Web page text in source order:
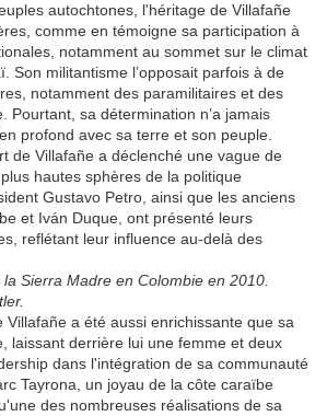
autochtones, l'héritage de Villafañe
comme en témoigne sa participation à
notamment au sommet sur le climat
Son militantisme l’opposait parfois à de
notamment des paramilitaires et des
Pourtant, sa détermination n’a jamais
profond avec sa terre et son peuple.
de Villafañe a déclenché une vague de
hautes sphères de la politique
Gustavo Petro, ainsi que les anciens
et Iván Duque, ont présenté leurs
reflétant leur influence au-delà des
Sierra Madre en Colombie en 2010.
Villafañe a été aussi enrichissante que sa
laissant derrière lui une femme et deux
dans l'intégration de sa communauté
Tayrona, un joyau de la côte caraïbe
des nombreuses réalisations de sa